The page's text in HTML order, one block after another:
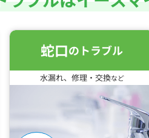
蛇口のトラブル
水漏れ、修理・交換など